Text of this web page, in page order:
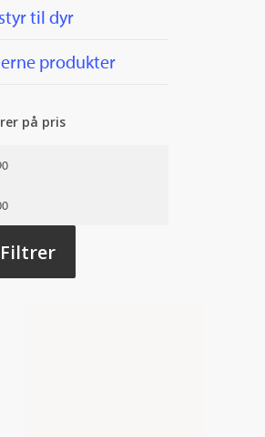
til dyr
produkter
på pris
Filtrer